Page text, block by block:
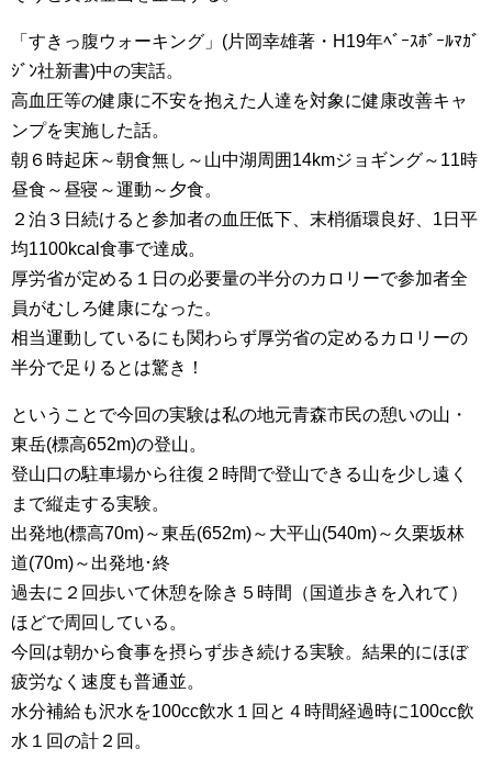
「すきっ腹ウォーキング」(片岡幸雄著・H19年ﾍﾞｰｽﾎﾞｰﾙﾏｶﾞ
ｼﾞﾝ社新書)中の実話。
高血圧等の健康に不安を抱えた人達を対象に健康改善キャ
ンプを実施した話。
朝６時起床～朝食無し～山中湖周囲14kmジョギング～11時
昼食～昼寝～運動～夕食。
２泊３日続けると参加者の血圧低下、末梢循環良好、1日平
均1100kcal食事で達成。
厚労省が定める１日の必要量の半分のカロリーで参加者全
員がむしろ健康になった。
相当運動しているにも関わらず厚労省の定めるカロリーの
半分で足りるとは驚き！
ということで今回の実験は私の地元青森市民の憩いの山・
東岳(標高652m)の登山。
登山口の駐車場から往復２時間で登山できる山を少し遠く
まで縦走する実験。
出発地(標高70m)～東岳(652m)～大平山(540m)～久栗坂林
道(70m)～出発地･終
過去に２回歩いて休憩を除き５時間（国道歩きを入れて）
ほどで周回している。
今回は朝から食事を摂らず歩き続ける実験。結果的にほぼ
疲労なく速度も普通並。
水分補給も沢水を100cc飲水１回と４時間経過時に100cc飲
水１回の計２回。